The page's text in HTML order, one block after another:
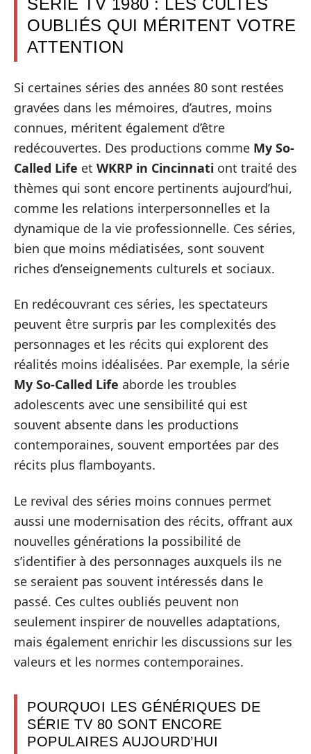
SÉRIE TV 1980 : LES CULTES
OUBLIÉS QUI MÉRITENT VOTRE
ATTENTION
Si certaines séries des années 80 sont restées
gravées dans les mémoires, d’autres, moins
connues, méritent également d’être
redécouvertes. Des productions comme My So-
Called Life et WKRP in Cincinnati ont traité des
thèmes qui sont encore pertinents aujourd’hui,
comme les relations interpersonnelles et la
dynamique de la vie professionnelle. Ces séries,
bien que moins médiatisées, sont souvent
riches d’enseignements culturels et sociaux.
En redécouvrant ces séries, les spectateurs
peuvent être surpris par les complexités des
personnages et les récits qui explorent des
réalités moins idéalisées. Par exemple, la série
My So-Called Life aborde les troubles
adolescents avec une sensibilité qui est
souvent absente dans les productions
contemporaines, souvent emportées par des
récits plus flamboyants.
Le revival des séries moins connues permet
aussi une modernisation des récits, offrant aux
nouvelles générations la possibilité de
s’identifier à des personnages auxquels ils ne
se seraient pas souvent intéressés dans le
passé. Ces cultes oubliés peuvent non
seulement inspirer de nouvelles adaptations,
mais également enrichir les discussions sur les
valeurs et les normes contemporaines.
POURQUOI LES GÉNÉRIQUES DE
SÉRIE TV 80 SONT ENCORE
POPULAIRES AUJOURD’HUI